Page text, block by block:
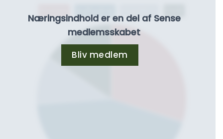
Næringsindhold er en del af Sense
medlemsskabet
Bliv medlem